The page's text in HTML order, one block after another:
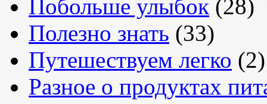
Побольше улыбок (28)
Полезно знать (33)
Путешествуем легко (2)
Разное о продуктах